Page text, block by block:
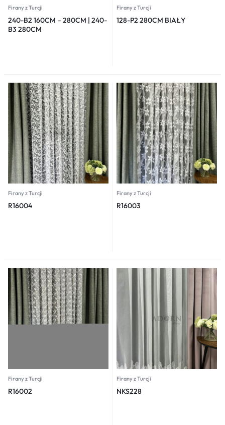
Firany z Turcji
240-B2 160CM – 280CM | 240-
B3 280CM
Firany z Turcji
128-P2 280CM BIAŁY
Firany z Turcji
R16004
Firany z Turcji
R16003
Firany z Turcji
R16002
Firany z Turcji
NKS228